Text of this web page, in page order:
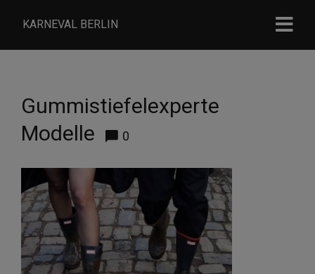
KARNEVAL BERLIN
Gummistiefelexperte
Modelle
0